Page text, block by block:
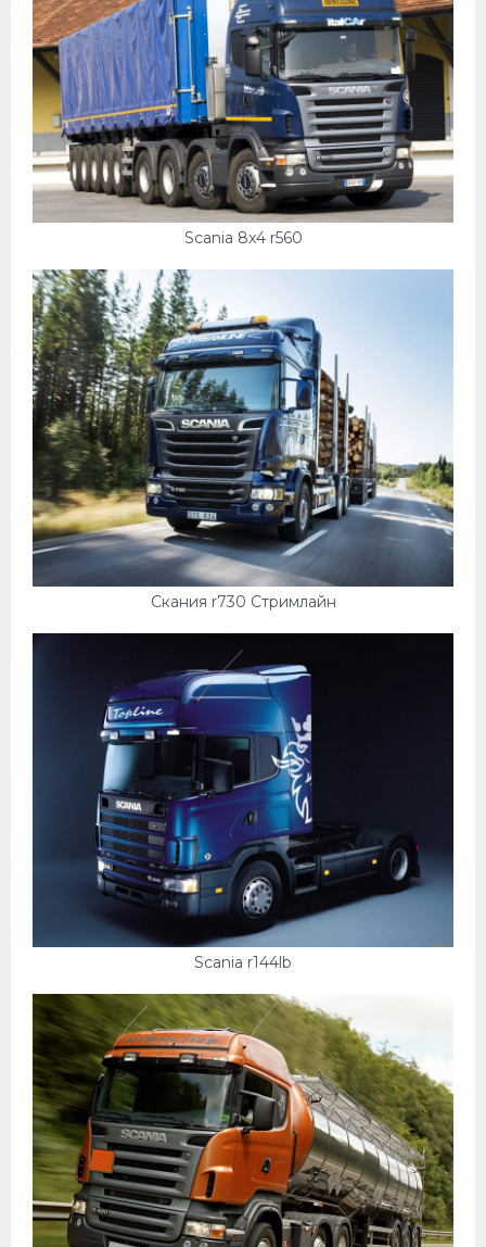
Scania 8x4 r560
Скания r730 Стримлайн
Scania r144lb
Мерседес
Фольксваген
Лексус
Дэу
Скания
Форд
Джили
Хавал
Кавасаки
Инфинити
ЛУАЗ
Фиат
Ситроен
Субару
Подводные лодки
Крайслер
Самолеты
Комплектующие
Лодки
Шкода
Вертолеты
Мазда
Самокаты
Велосипеды